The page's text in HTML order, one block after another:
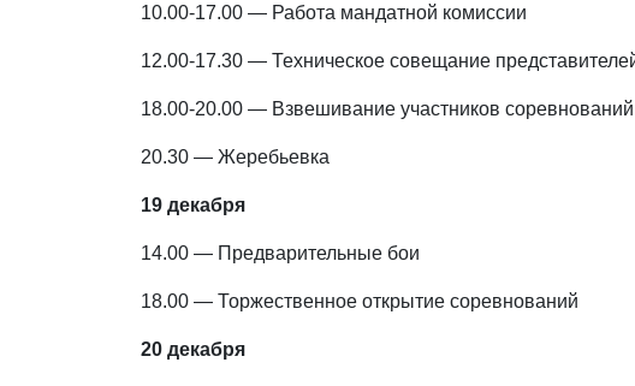
10.00-17.00 — Работа мандатной комиссии
12.00-17.30 — Техническое совещание
18.00-20.00 — Взвешивание участников соревнований
20.30 — Жеребьевка
19 декабря
14.00 — Предварительные бои
18.00 — Торжественное открытие соревнований
20 декабря